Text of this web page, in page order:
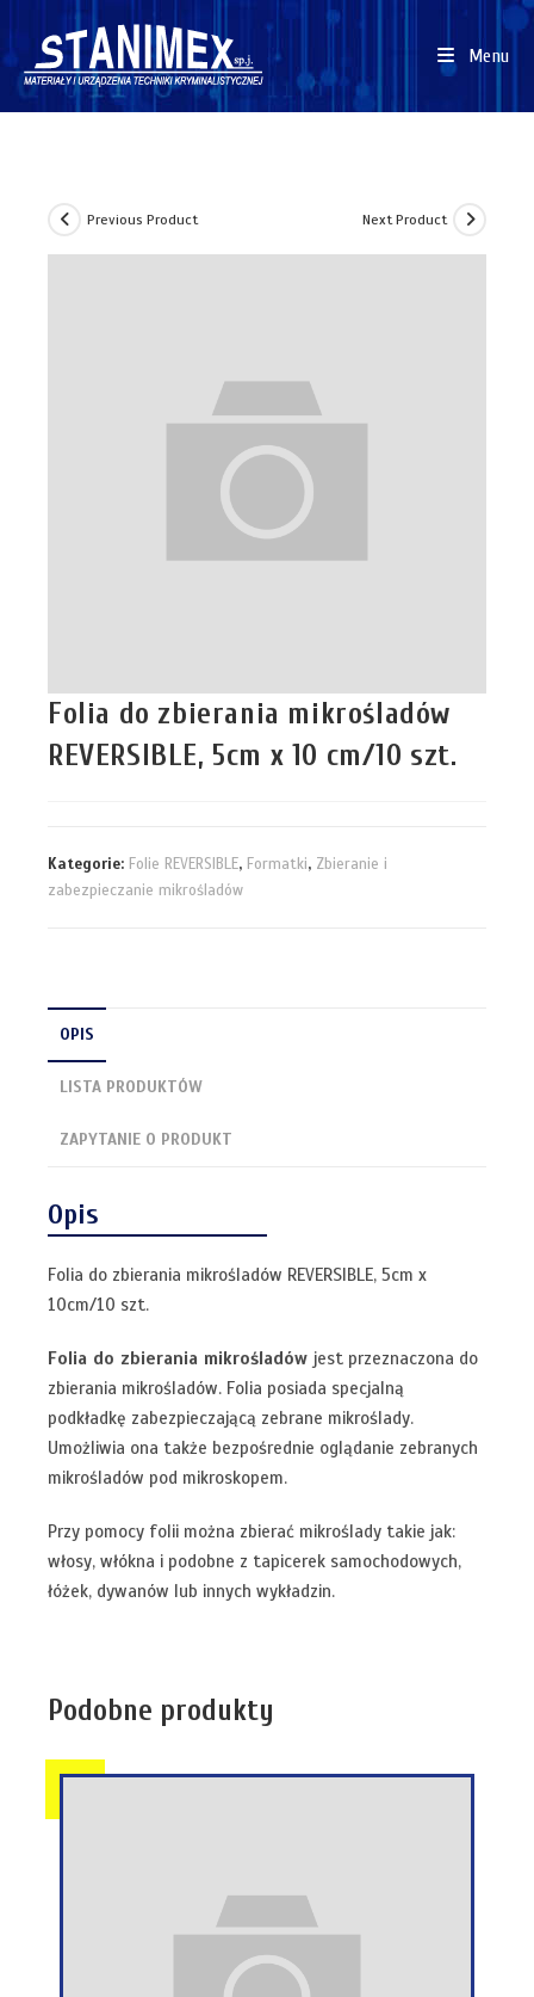
Menu
Previous Product Next Product
Folia do zbierania mikrośladów
REVERSIBLE, 5cm x 10 cm/10 szt.
Kategorie: Folie REVERSIBLE, Formatki, Zbieranie i
zabezpieczanie mikrośladów
OPIS
LISTA PRODUKTÓW
ZAPYTANIE O PRODUKT
Opis
Folia do zbierania mikrośladów REVERSIBLE, 5cm x
10cm/10 szt.
Folia do zbierania mikrośladów jest przeznaczona do
zbierania mikrośladów. Folia posiada specjalną
podkładkę zabezpieczającą zebrane mikroślady.
Umożliwia ona także bezpośrednie oglądanie zebranych
mikrośladów pod mikroskopem.
Przy pomocy folii można zbierać mikroślady takie jak:
włosy, włókna i podobne z tapicerek samochodowych,
łóżek, dywanów lub innych wykładzin.
Podobne produkty